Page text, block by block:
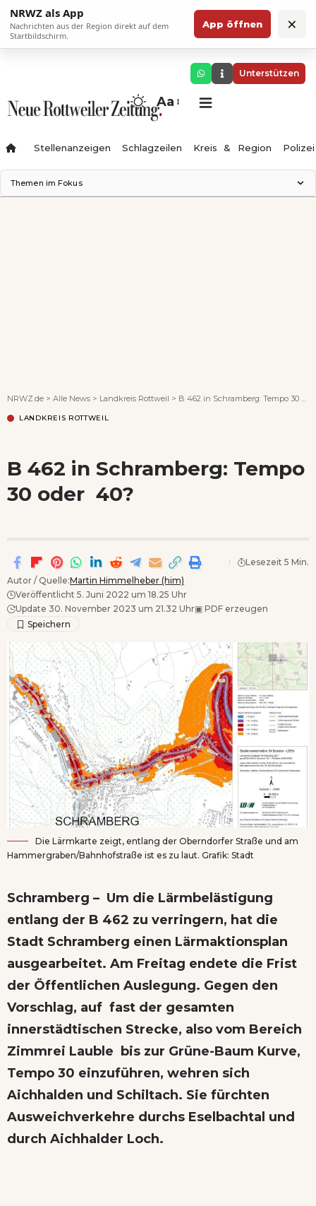
NRWZ als App
Nachrichten aus der Region direkt auf dem
Startbildschirm.
App öffnen ×
Unterstützen
Aa
Stellenanzeigen Schlagzeilen Kreis & Region Polizei
Themen im Fokus
NRWZ.de > Alle News > Landkreis Rottweil > B 462 in Schramberg: Tempo 30 oder 40?
LANDKREIS ROTTWEIL
B 462 in Schramberg: Tempo
30 oder 40?
Autor / Quelle:Martin Himmelheber (him)
Veröffentlicht 5. Juni 2022 um 18.25 Uhr
Update 30. November 2023 um 21.32 Uhr▣ PDF erzeugen
Lesezeit 5 Min.
Die Lärmkarte zeigt, entlang der Oberndorfer Straße und am
Hammergraben/Bahnhofstraße ist es zu laut. Grafik: Stadt
Schramberg – Um die Lärmbelästigung
entlang der B 462 zu verringern, hat die
Stadt Schramberg einen Lärmaktionsplan
ausgearbeitet. Am Freitag endete die Frist
der Öffentlichen Auslegung. Gegen den
Vorschlag, auf fast der gesamten
innerstädtischen Strecke, also vom Bereich
Zimmrei Lauble bis zur Grüne-Baum Kurve,
Tempo 30 einzuführen, wehren sich
Aichhalden und Schiltach. Sie fürchten
Ausweichverkehre durchs Eselbachtal und
durch Aichhalder Loch.